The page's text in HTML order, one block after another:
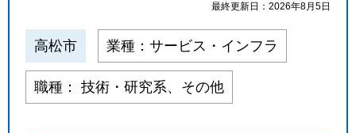
最終更新日：2026年8月5日
高松市 業種：サービス・インフラ
職種： 技術・研究系、その他